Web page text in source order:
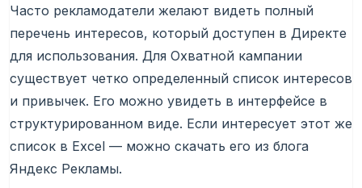
Часто рекламодатели желают видеть полный
перечень интересов, который доступен в Директе
для использования. Для Охватной кампании
существует четко определенный список интересов
и привычек. Его можно увидеть в интерфейсе в
структурированном виде. Если интересует этот же
список в Excel — можно скачать его из блога
Яндекс Рекламы.